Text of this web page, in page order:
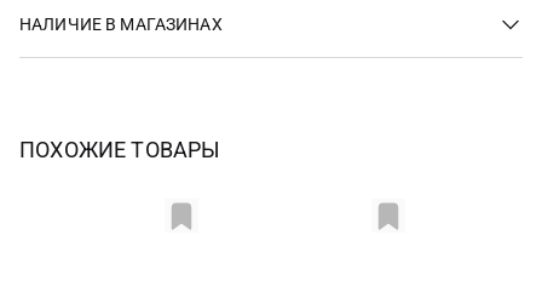
НАЛИЧИЕ В МАГАЗИНАХ
ПОХОЖИЕ ТОВАРЫ